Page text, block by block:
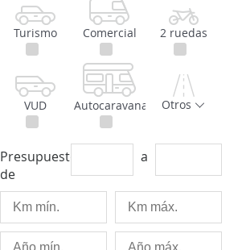
Turismo Comercial 2 ruedas
VUD Autocaravana Otros
Presupuesto
de
a